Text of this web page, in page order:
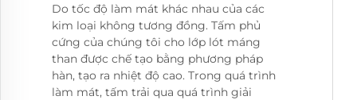
Do tốc độ làm mát khác nhau của các
kim loại không tương đồng. Tấm phủ
cứng của chúng tôi cho lớp lót máng
than được chế tạo bằng phương pháp
hàn, tạo ra nhiệt độ cao. Trong quá trình
làm mát, tấm trải qua quá trình giải